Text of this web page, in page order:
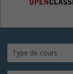
Type de cours